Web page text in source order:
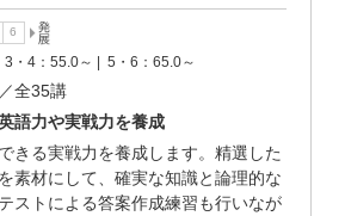
3・4：55.0～ | 5・6：65.0～
全35講
語力や実戦力を養成
きる実戦力を養成します。精選した
素材にして、確実な知識と論理的な
ストによる答案作成練習も行いなが